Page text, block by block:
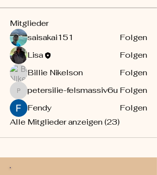
Mitglieder
saisakai151
Folgen
Lisa
Folgen
Billie Nikelson
Folgen
petersilie-felsmassiv6u
petersilie-felsmassiv6u Folgen
Fendy
Folgen
Alle Mitglieder anzeigen (23)